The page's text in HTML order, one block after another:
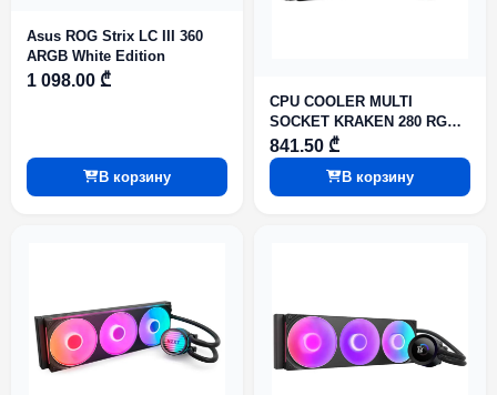
Asus ROG Strix LC III 360
ARGB White Edition
1 098.00 ₾
В корзину
CPU COOLER MULTI
SOCKET KRAKEN 280 RGB
RL-KR280B1 NZXT
841.50 ₾
В корзину